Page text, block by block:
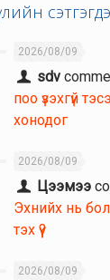
2026/08/09
sdv
поо үзэхгүй
хонодог
2026/08/09
Цээмээ
Эхнийх нь
тэх үү?
2026/08/09